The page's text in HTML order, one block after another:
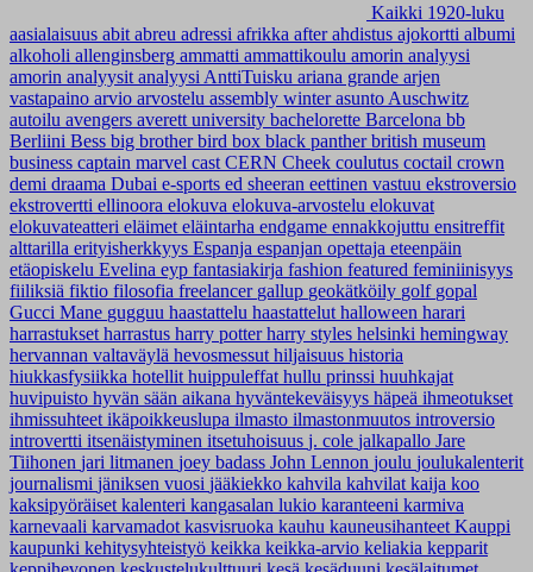
Kaikki 1920-luku
aasialaisuus abit abreu adressi afrikka afterahdistus ajokortti albumi
alkoholi allenginsberg ammatti ammattikoulu amorin analyysi
amorin analyysit analyysi AnttiTuisku ariana grande arjen
vastapaino arvio arvostelu assembly winterasunto Auschwitz
autoilu avengers averett university bachelorette Barcelona bb
Berliini Bess big brotherbird box black pantherbritish museum
business captain marvel cast CERN Cheek coulutus coctail crown
demi draama Dubai e-sports ed sheeran eettinen vastuu ekstroversio
ekstrovertti ellinoora elokuva elokuva-arvostelu elokuvat
elokuvateatteri eläimet eläintarha endgame ennakkojuttu ensitreffit
alttarilla erityisherkkyys Espanja espanjan opettaja eteenpäin
etäopiskelu Evelina eyp fantasiakirja fashion featured feminiinisyys
fiiliksiä fiktio filosofia freelancer gallup geokätköily golf gopal
Gucci Mane gugguu haastattelu haastattelut halloween harari
harrastukset harrastus harry potterharry styles helsinki hemingway
hervannan valtaväylä hevosmessut hiljaisuus historia
hiukkasfysiikka hotellit huippuleffat hullu prinssi huuhkajat
huvipuisto hyvän sään aikana hyväntekeväisyys häpeä ihmeotukset
ihmissuhteet ikäpoikkeuslupa ilmasto ilmastonmuutos introversio
introvertti itsenäistyminen itsetuhoisuus j. cole jalkapallo Jare
Tiihonen jari litmanen joey badass John Lennon joulu joulukalenterit
journalismi jäniksen vuosi jääkiekko kahvila kahvilat kaija koo
kaksipyöräiset kalenteri kangasalan lukio karanteeni karmiva
karnevaali karvamadot kasvisruoka kauhu kauneusihanteet Kauppi
kaupunki kehitysyhteistyö keikka keikka-arvio keliakia kepparit